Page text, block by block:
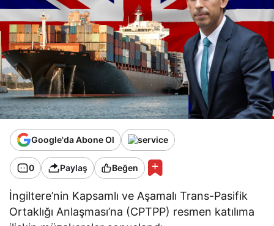
Google'da Abone Ol
0 Paylaş Beğen
İngiltere’nin Kapsamlı ve Aşamalı Trans-Pasifik
Ortaklığı Anlaşması’na (CPTPP) resmen katılıma